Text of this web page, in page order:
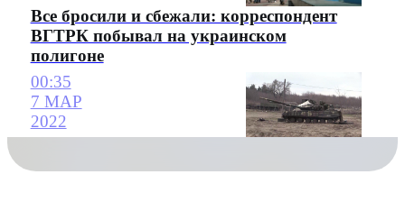
Все бросили и сбежали: корреспондент
ВГТРК побывал на украинском
полигоне
00:35
7 МАР
2022